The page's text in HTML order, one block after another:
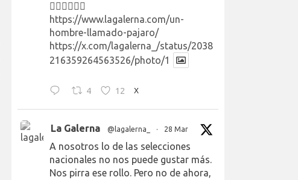
👉🏻👉🏻👉🏻
https://www.lagalerna.com/un-
hombre-llamado-pajaro/
https://x.com/lagalerna_/status/2038
216359264563526/photo/1
4 12 X
La Galerna @lagalerna_ · 28 Mar
A nosotros lo de las selecciones
nacionales no nos puede gustar más.
Nos pirra ese rollo. Pero no de ahora,